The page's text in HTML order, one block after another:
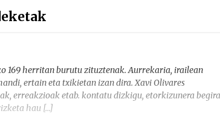
169 herritan burutu zituztenak. Aurrekaria, irailean
ertain eta txikietan izan dira. Xavi Olivares
erreakzioak etab. kontatu dizkigu, etorkizunera begira
hau […]